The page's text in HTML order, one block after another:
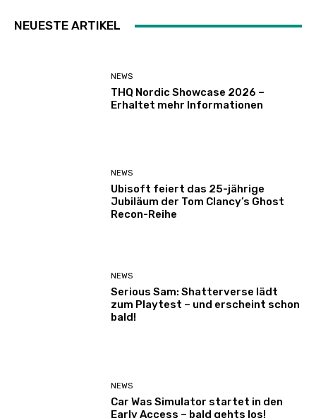
NEUESTE ARTIKEL
NEWS
THQ Nordic Showcase 2026 –
Erhaltet mehr Informationen
NEWS
Ubisoft feiert das 25-jährige
Jubiläum der Tom Clancy’s Ghost
Recon-Reihe
NEWS
Serious Sam: Shatterverse lädt
zum Playtest – und erscheint schon
bald!
NEWS
Car Was Simulator startet in den
Early Access – bald gehts los!